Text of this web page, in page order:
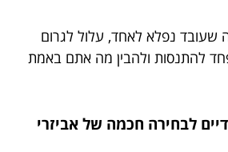
נפלא לאחד, עלול לגרום
להתנסות ולהבין מה אתם באמת
לבחירה חכמה של אביזרי